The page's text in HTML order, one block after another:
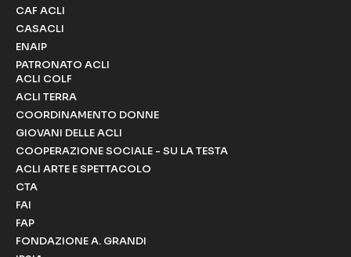
CAF ACLI
CASACLI
ENAIP
PATRONATO ACLI
ACLI COLF
ACLI TERRA
COORDINAMENTO DONNE
GIOVANI DELLE ACLI
COOPERAZIONE SOCIALE - SU LA TESTA
ACLI ARTE E SPETTACOLO
CTA
FAI
FAP
FONDAZIONE A. GRANDI